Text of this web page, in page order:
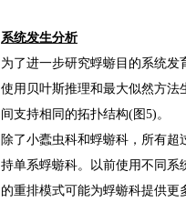
系统发生分析
为了进一步研究蜉蝣目的系统
使用贝叶斯推理和最大似然方法
间支持相同的拓扑结构(图5)。
除了小蠹虫科和蜉蝣科，所有
持单系蜉蝣科。以前使用不同系
的重排模式可能为蜉蝣科提供更